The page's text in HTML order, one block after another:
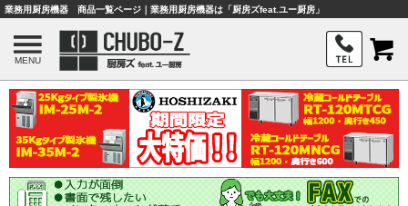
業務用厨房機器 商品一覧ページ｜業務用厨房機器は「厨房ズfeat.ユー厨房」
MENU